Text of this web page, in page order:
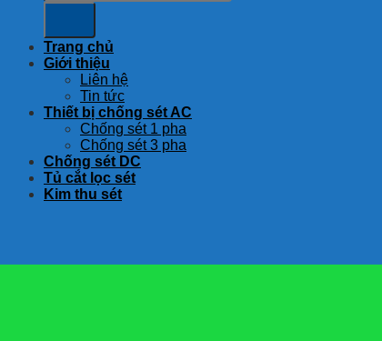
Trang chủ
Giới thiệu
Liên hệ
Tin tức
Thiết bị chống sét AC
Chống sét 1 pha
Chống sét 3 pha
Chống sét DC
Tủ cắt lọc sét
Kim thu sét